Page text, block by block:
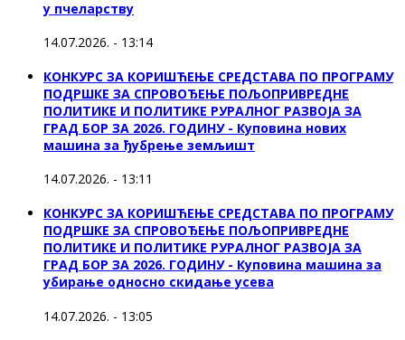
у пчеларству
14.07.2026. - 13:14
КОНКУРС ЗА КОРИШЋЕЊЕ СРЕДСТАВА ПО ПРОГРАМУ
ПОДРШКЕ ЗА СПРОВОЂЕЊЕ ПОЉОПРИВРЕДНЕ
ПОЛИТИКЕ И ПОЛИТИКЕ РУРАЛНОГ РАЗВОЈА ЗА
ГРАД БОР ЗА 2026. ГОДИНУ - Куповина нових
машина за ђубрење земљишт
14.07.2026. - 13:11
КОНКУРС ЗА КОРИШЋЕЊЕ СРЕДСТАВА ПО ПРОГРАМУ
ПОДРШКЕ ЗА СПРОВОЂЕЊЕ ПОЉОПРИВРЕДНЕ
ПОЛИТИКЕ И ПОЛИТИКЕ РУРАЛНОГ РАЗВОЈА ЗА
ГРАД БОР ЗА 2026. ГОДИНУ - Куповинa машина за
убирање односно скидање усева
14.07.2026. - 13:05